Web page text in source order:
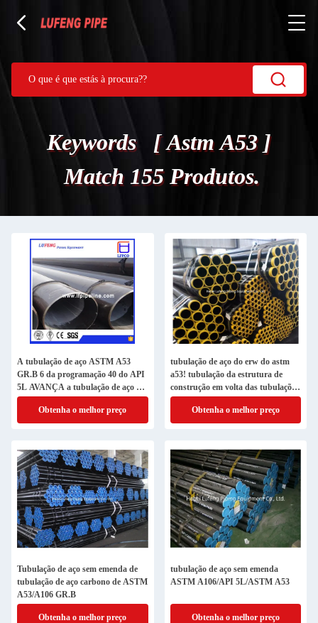
Keywords [ Astm A53 ]
Match 155 Produtos.
A tubulação de aço ASTM A53
GR.B 6 da programação 40 do API
5L AVANÇA a tubulação de aço de
LSAW, linha da tubulação de óleo
Obtenha o melhor preço
tubulação de aço do erw do astm
a53! tubulação da estrutura de
construção em volta das tubulações
de aço
Obtenha o melhor preço
Tubulação de aço sem emenda de
tubulação de aço carbono de ASTM
A53/A106 GR.B
Obtenha o melhor preço
tubulação de aço sem emenda
ASTM A106/API 5L/ASTM A53
Obtenha o melhor preço